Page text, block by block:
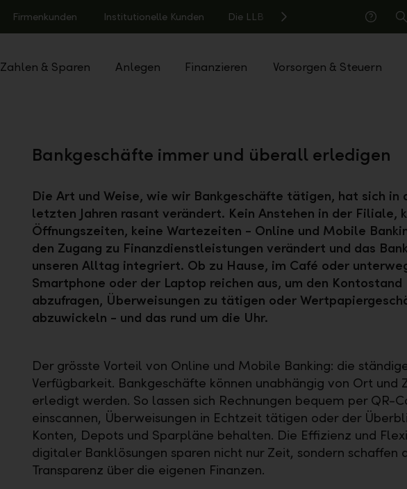
Firmenkunden Institutionelle Kunden Die LLB
Hilfe
Zahlen & Sparen Anlegen Finanzieren Vorsorgen & Steuern
Bankgeschäfte immer und überall erledigen
Die Art und Weise, wie wir Bankgeschäfte tätigen, hat sich in
letzten Jahren rasant verändert. Kein Anstehen in der Filiale,
Öffnungszeiten, keine Wartezeiten - Online und Mobile
den Zugang zu Finanzdienstleistungen verändert und das
unseren Alltag integriert. Ob zu Hause, im Café oder
Smartphone oder der Laptop reichen aus, um den Kontostand
abzufragen, Überweisungen zu tätigen oder
abzuwickeln - und das rund um die Uhr.
Der grösste Vorteil von Online und Mobile Banking: die
Verfügbarkeit. Bankgeschäfte können unabhängig von Ort und
erledigt werden. So lassen sich Rechnungen bequem per QR-
einscannen, Überweisungen in Echtzeit tätigen oder der
Konten, Depots und Sparpläne behalten. Die Effizienz und
digitaler Banklösungen sparen nicht nur Zeit, sondern schaffen
Transparenz über die eigenen Finanzen.